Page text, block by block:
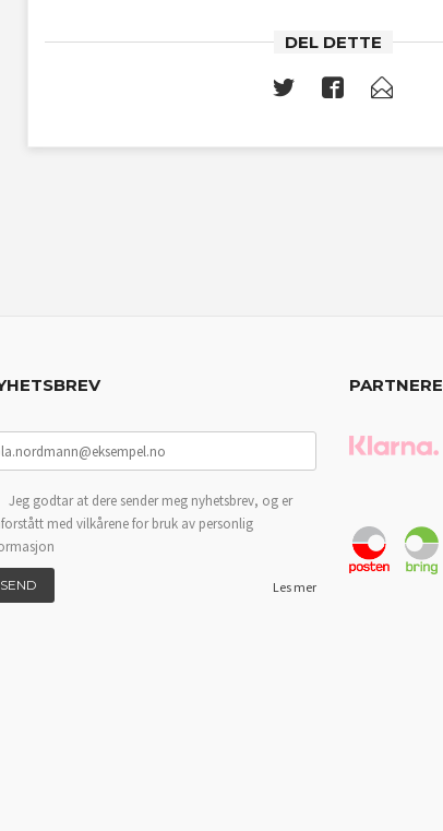
DEL DETTE
Jeg godtar at dere sender meg nyhetsbrev, og er
med vilkårene for bruk av personlig
Les mer
PARTNERE